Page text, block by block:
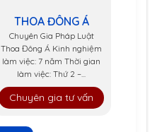
THOA ĐÔNG Á
Chuyên Gia Pháp Luật
Thoa Đông Á Kinh nghiệm
làm việc: 7 năm Thời gian
làm việc: Thứ 2 –...
Chuyên gia tư vấn